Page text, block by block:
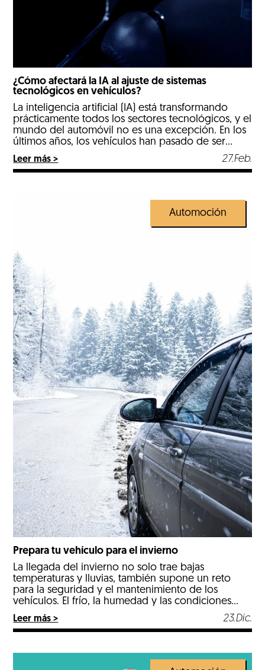
¿Cómo afectará la IA al ajuste de sistemas
tecnológicos en vehículos?
La inteligencia artificial (IA) está transformando
prácticamente todos los sectores tecnológicos, y el
mundo del automóvil no es una excepción. En los
últimos años, los vehículos han pasado de ser
máquinas puramente mecánicas a convertirse en
sistemas tecnológicos complejos, repletos de
sensores, software, asistentes de conducción y
Leer más > 27.Feb.
Automoción
Prepara tu vehículo para el invierno
La llegada del invierno no solo trae bajas
temperaturas y lluvias, también supone un reto
para la seguridad y el mantenimiento de los
vehículos. El frío, la humedad y las condiciones
adversas de la carretera pueden afectar al
rendimiento del coche y aumentar el riesgo de
averías o accidentes. Por eso, preparar el vehículo
Leer más > 23.Dic.